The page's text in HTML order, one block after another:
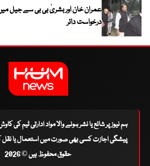
عمران خان اور بشریٰ بی بی سے جیل
درخواست دائر
ہم نیوز پر شائع یا نشر ہونے والا مواد ادارتی ٹیم کی
پیشگی اجازت کسی بھی صورت میں استعمال یا نقل
حقوق محفوظ ہیں © 2026